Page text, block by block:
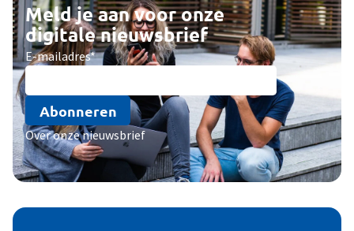
Meld je aan voor onze
digitale nieuwsbrief
E-mailadres*
Abonneren
Over onze nieuwsbrief